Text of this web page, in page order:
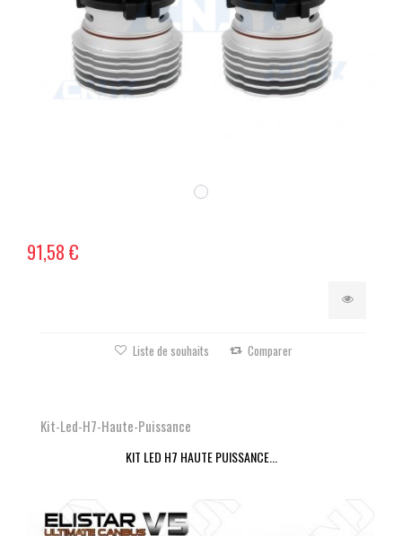
91,58 €
Liste de souhaits Comparer
Kit-Led-H7-Haute-Puissance
KIT LED H7 HAUTE PUISSANCE...